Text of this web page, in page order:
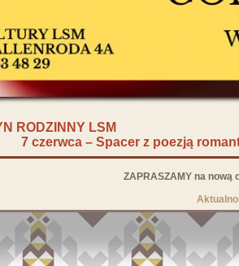
RODZINNY LSM
7 czerwca – Spacer z poezją
ZAPRASZAMY na